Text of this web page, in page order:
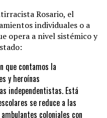
Rosario, el
individuales o a
opera a nivel sistémico y
que contamos la
y heroínas
independentistas. Está
se reduce a las
coloniales con